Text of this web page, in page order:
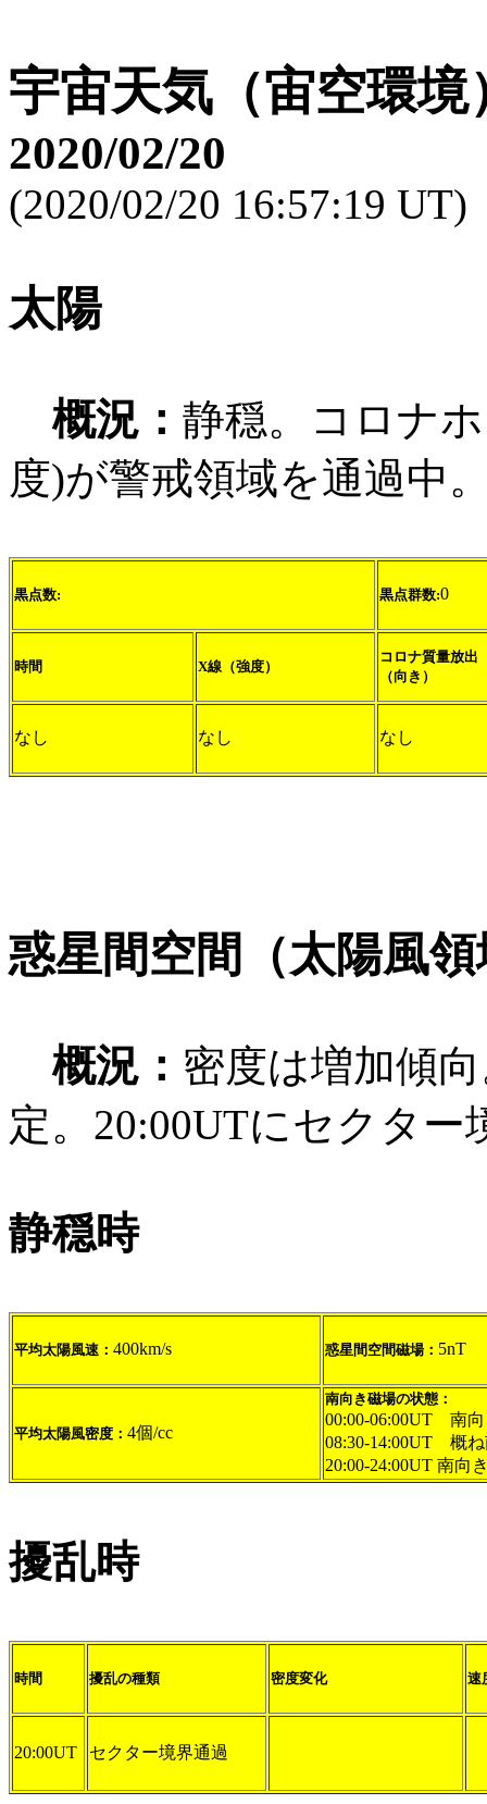
宇宙天気（宙空環境
2020/02/20
(2020/02/20 16:57:19 UT)
太陽
概況： 静穏。コロナ
度)が警戒領域を通過中
黒点数: 黒点群数:0
時間 X線（強度）
コロナ質量放出
（向き）
なし なし なし
惑星間空間（太陽風
概況： 密度は増加傾
定。20:00UTにセクター
静穏時
平均太陽風速： 400km/s 惑星間空間磁場： 5nT
平均太陽風密度： 4個/cc
南向き磁場の状態：
00:00-06:00UT 南向
08:30-14:00UT 概ね
20:00-24:00UT 南向
擾乱時
時間 擾乱の種類 密度変化 速
20:00UT セクター境界通過